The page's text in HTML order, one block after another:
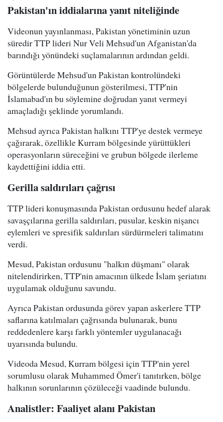
Pakistan'ın iddialarına yanıt niteliğinde
Videonun yayınlanması, Pakistan yönetiminin uzun
süredir TTP lideri Nur Veli Mehsud'un Afganistan'da
barındığı yönündeki suçlamalarının ardından geldi.
Görüntülerde Mehsud'un Pakistan kontrolündeki
bölgelerde bulunduğunun gösterilmesi, TTP'nin
İslamabad'ın bu söylemine doğrudan yanıt vermeyi
amaçladığı şeklinde yorumlandı.
Mehsud ayrıca Pakistan halkını TTP'ye destek vermeye
çağırarak, özellikle Kurram bölgesinde yürüttükleri
operasyonların süreceğini ve grubun bölgede ilerleme
kaydettiğini iddia etti.
Gerilla saldırıları çağrısı
TTP lideri konuşmasında Pakistan ordusunu hedef alarak
savaşçılarına gerilla saldırıları, pusular, keskin nişancı
eylemleri ve spresifik saldırıları sürdürmeleri talimatını
verdi.
Mesud, Pakistan ordusunu "halkın düşmanı" olarak
nitelendirirken, TTP'nin amacının ülkede İslam şeriatını
uygulamak olduğunu savundu.
Ayrıca Pakistan ordusunda görev yapan askerlere TTP
saflarına katılmaları çağrısında bulunarak, bunu
reddedenlere karşı farklı yöntemler uygulanacağı
uyarısında bulundu.
Videoda Mesud, Kurram bölgesi için TTP'nin yerel
sorumlusu olarak Muhammed Ömer'i tanıtırken, bölge
halkının sorunlarının çözüleceği vaadinde bulundu.
Analistler: Faaliyet alanı Pakistan